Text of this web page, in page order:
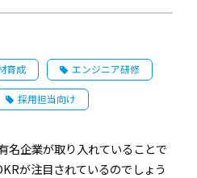
育成 エンジニア研修
採用担当向け
名企業が取り入れていることで
が注目されているのでしょう